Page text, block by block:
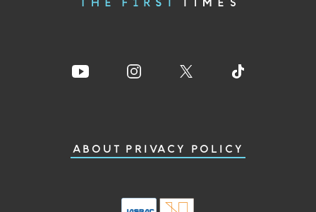
ABOUT PRIVACY POLICY